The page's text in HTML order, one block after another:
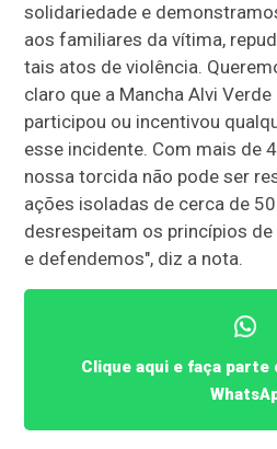
solidariedade e
aos familiares da vítima,
tais atos de violência.
claro que a Mancha Alvi
participou ou incentivou
esse incidente. Com mais de
nossa torcida não pode ser
ações isoladas de cerca de
desrespeitam os princípios
e defendemos", diz a nota.
Clique aqui e faça parte